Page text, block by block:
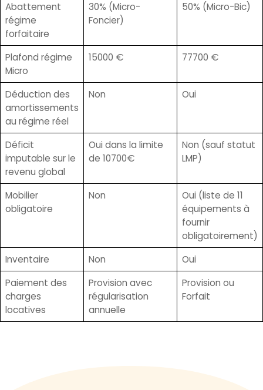
Abattement
régime
forfaitaire
30% (Micro-
Foncier)
50% (Micro-Bic)
Plafond régime
Micro
15000 € 77700 €
Déduction des
amortissements
au régime réel
Non Oui
Déficit
imputable sur le
revenu global
Oui dans la limite
de 10700€
Non (sauf statut
LMP)
Mobilier
obligatoire
Non
Oui (liste de 11
équipements à
fournir
obligatoirement)
Inventaire
Non
Oui
Paiement des
charges
locatives
Provision avec
régularisation
annuelle
Provision ou
Forfait